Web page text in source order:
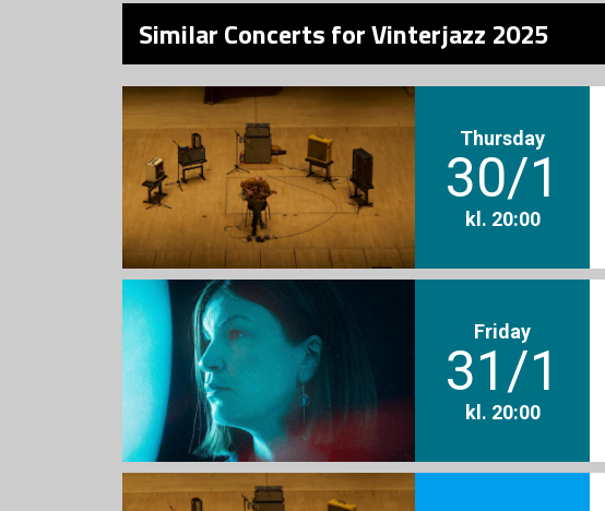
Similar Concerts for Vinterjazz 2025
Thursday
30/1
kl. 20:00
Friday
31/1
kl. 20:00